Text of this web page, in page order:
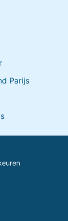
Parijs